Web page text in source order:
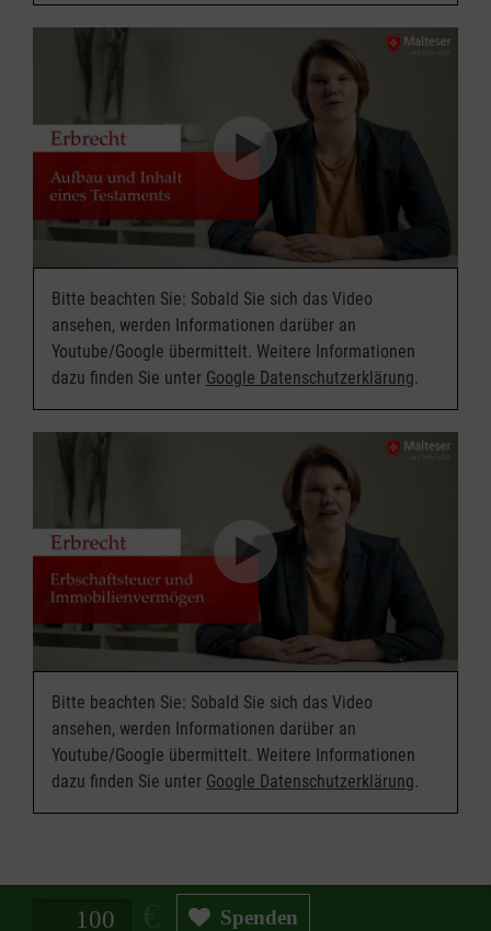
Bitte beachten Sie: Sobald Sie sich das Video
ansehen, werden Informationen darüber an
Youtube/Google übermittelt. Weitere Informationen
dazu finden Sie unter Google Datenschutzerklärung.
Bitte beachten Sie: Sobald Sie sich das Video
ansehen, werden Informationen darüber an
Youtube/Google übermittelt. Weitere Informationen
dazu finden Sie unter Google Datenschutzerklärung.
Spendenbetrag in Euro Spenden